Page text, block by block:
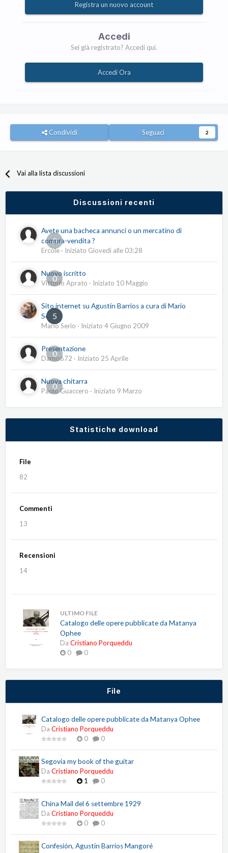
Registra un nuovo account
Accedi
Sei già registrato? Accedi qui.
Accedi Ora
Condividi Seguaci 2
Vai alla lista discussioni
Discussioni recenti
0
Avete una bacheca annunci o un mercatino di
compra-vendita ?
Ercole · Iniziato Giovedì alle 03:28
0
Nuovo iscritto
Vittorio Aprato · Iniziato 10 Maggio
5
Sito internet su Agustín Barrios a cura di Mario
Serio
Mario Serio · Iniziato 4 Giugno 2009
0
Presentazione
Damis672 · Iniziato 25 Aprile
0
Nuova chitarra
Paolo Guaccero · Iniziato 9 Marzo
Statistiche download
File
82
Commenti
13
Recensioni
14
ULTIMO FILE
Catalogo delle opere pubblicate da Matanya
Ophee
Da Cristiano Porqueddu
0
0
File
Catalogo delle opere pubblicate da Matanya Ophee
Da Cristiano Porqueddu
0
0
Segovia my book of the guitar
Da Cristiano Porqueddu
1
0
China Mail del 6 settembre 1929
Da Cristiano Porqueddu
0
0
Confesión, Agustín Barrios Mangoré